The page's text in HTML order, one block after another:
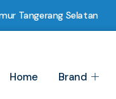
Tangerang Selatan
Home Brand